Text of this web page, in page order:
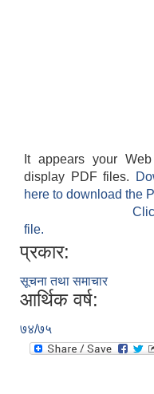
It appears your
display PDF files.
here to download the
file.
प्रकार:
सूचना तथा समाचार
आर्थिक वर्ष:
७४/७५